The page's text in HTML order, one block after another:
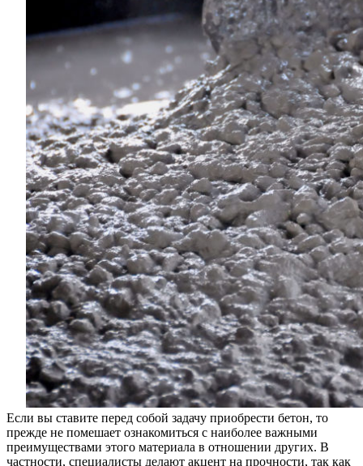
Если вы ставите перед собой задачу приобрести бетон, то
прежде не помешает ознакомиться с наиболее важными
преимуществами этого материала в отношении других. В
частности, специалисты делают акцент на прочности, так как